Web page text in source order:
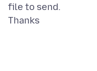
file to send.